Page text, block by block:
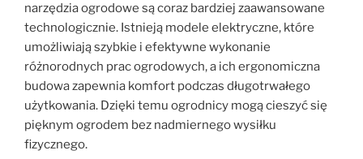
narzędzia ogrodowe są coraz bardziej zaawansowane
technologicznie. Istnieją modele elektryczne, które
umożliwiają szybkie i efektywne wykonanie
różnorodnych prac ogrodowych, a ich ergonomiczna
budowa zapewnia komfort podczas długotrwałego
użytkowania. Dzięki temu ogrodnicy mogą cieszyć się
pięknym ogrodem bez nadmiernego wysiłku
fizycznego.